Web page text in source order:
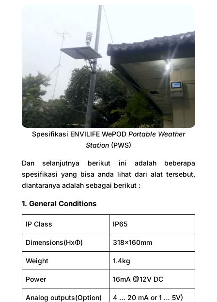
Spesifikasi ENVILIFE WePOD Portable Weather
Station(PWS)
Dan selanjutnya berikut ini adalah beberapa
spesifikasi yang bisa anda lihat dari alat tersebut,
diantaranya adalah sebagai berikut :
1. General Conditions
IP Class IP65
Dimensions(HxΦ) 318x160mm
Weight 1.4kg
Power 16mA @12V DC
Analog outputs(Option) 4 … 20 mA or 1 … 5V)